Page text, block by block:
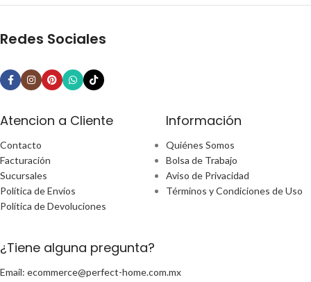
Redes Sociales
Atencion a Cliente
Contacto
Facturación
Sucursales
Política de Envíos
Política de Devoluciones
Información
Quiénes Somos
Bolsa de Trabajo
Aviso de Privacidad
Términos y Condiciones de Uso
¿Tiene alguna pregunta?
Email: ecommerce@perfect-home.com.mx